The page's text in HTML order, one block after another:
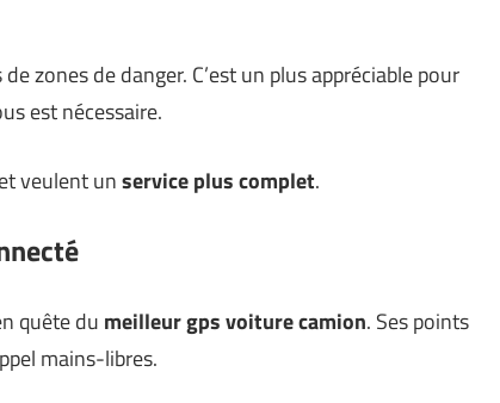
zones de danger. C’est un plus appréciable pour
est nécessaire.
veulent unservice plus complet.
quête du meilleur gps voiture camion. Ses points
mains-libres.